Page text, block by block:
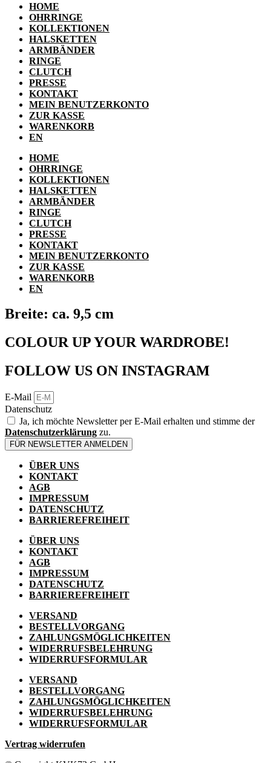
HOME
OHRRINGE
KOLLEKTIONEN
HALSKETTEN
ARMBÄNDER
RINGE
CLUTCH
PRESSE
KONTAKT
MEIN BENUTZERKONTO
ZUR KASSE
WARENKORB
EN
HOME
OHRRINGE
KOLLEKTIONEN
HALSKETTEN
ARMBÄNDER
RINGE
CLUTCH
PRESSE
KONTAKT
MEIN BENUTZERKONTO
ZUR KASSE
WARENKORB
EN
Breite: ca. 9,5 cm
COLOUR UP YOUR WARDROBE!
FOLLOW US ON INSTAGRAM
E-Mail
Datenschutz
Ja, ich möchte Newsletter per E-Mail erhalten und stimme der
Datenschutzerklärung zu.
FÜR NEWSLETTER ANMELDEN
ÜBER UNS
KONTAKT
AGB
IMPRESSUM
DATENSCHUTZ
BARRIEREFREIHEIT
ÜBER UNS
KONTAKT
AGB
IMPRESSUM
DATENSCHUTZ
BARRIEREFREIHEIT
VERSAND
BESTELLVORGANG
ZAHLUNGSMÖGLICHKEITEN
WIDERRUFSBELEHRUNG
WIDERRUFSFORMULAR
VERSAND
BESTELLVORGANG
ZAHLUNGSMÖGLICHKEITEN
WIDERRUFSBELEHRUNG
WIDERRUFSFORMULAR
Vertrag widerrufen